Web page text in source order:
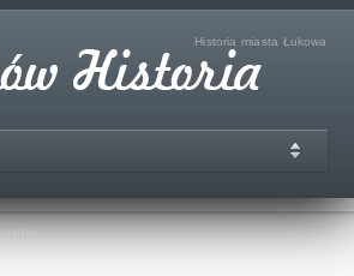
Historia miasta Łukowa
Ziehlke